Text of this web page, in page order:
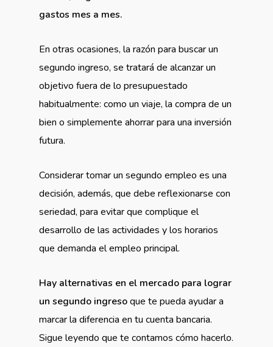
gastos mes a mes.
En otras ocasiones, la razón para buscar un
segundo ingreso, se tratará de alcanzar un
objetivo fuera de lo presupuestado
habitualmente: como un viaje, la compra de un
bien o simplemente ahorrar para una inversión
futura.
Considerar tomar un segundo empleo es una
decisión, además, que debe reflexionarse con
seriedad, para evitar que complique el
desarrollo de las actividades y los horarios
que demanda el empleo principal.
Hay alternativas en el mercado para lograr
un segundo ingresoque te pueda ayudar a
marcar la diferencia en tu cuenta bancaria.
Sigue leyendo que te contamos cómo hacerlo.